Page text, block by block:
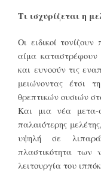
Τι ισχυρίζεται η
Οι ειδικοί
αίμα
και ευνοούν τις
μειώνοντας έτσι
θρεπτικών ουσιών
Και μια νέα μετα-
παλαιότερης
υψηλή σε
πλαστικότητα των
λειτουργία του